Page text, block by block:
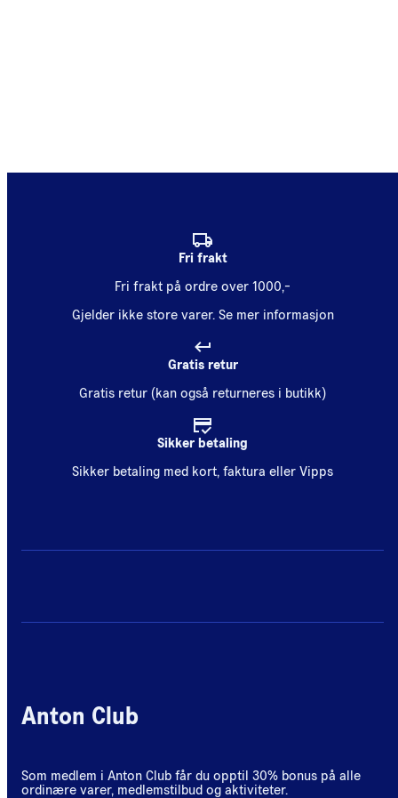
Fri frakt
Fri frakt på ordre over 1000,-
Gjelder ikke store varer. Se mer informasjon
Gratis retur
Gratis retur (kan også returneres i butikk)
Sikker betaling
Sikker betaling med kort, faktura eller Vipps
Anton Club
Som medlem i Anton Club får du opptil 30% bonus på alle
ordinære varer, medlemstilbud og aktiviteter.